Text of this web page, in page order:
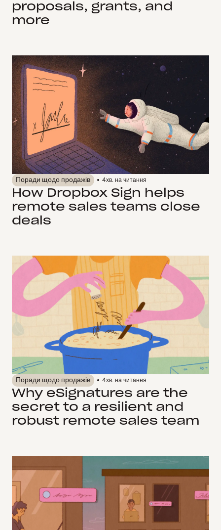
proposals, grants, and
more
Поради щодо продажів 4хв. на читання
How Dropbox Sign helps
remote sales teams close
deals
Поради щодо продажів 4хв. на читання
Why eSignatures are the
secret to a resilient and
robust remote sales team